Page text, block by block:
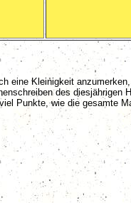
eine Kleinigkeit
des diesjährigen
Punkte, wie die gesamte